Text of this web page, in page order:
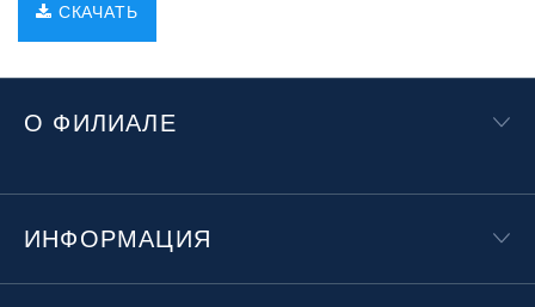
СКАЧАТЬ
О ФИЛИАЛЕ
ИНФОРМАЦИЯ